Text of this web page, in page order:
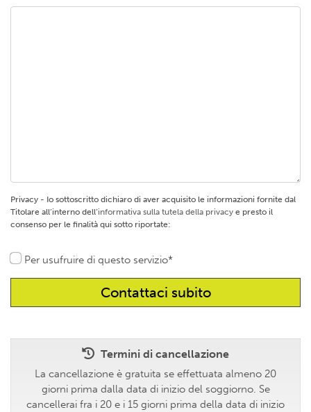
Privacy - Io sottoscritto dichiaro di aver acquisito le informazioni fornite dal
Titolare all’interno dell’informativa sulla tutela della privacy e presto il
consenso per le finalità qui sotto riportate:
Per usufruire di questo servizio*
Termini di cancellazione
La cancellazione è gratuita se effettuata almeno 20
giorni prima dalla data di inizio del soggiorno. Se
cancellerai fra i 20 e i 15 giorni prima della data di inizio